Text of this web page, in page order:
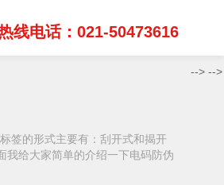
线电话：021-50473616
签的形式主要有：刮开式和揭开
我给大家简单的介绍一下电码防伪
--> -->